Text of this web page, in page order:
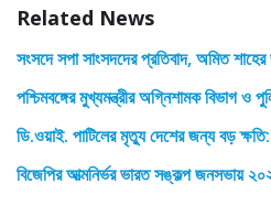
Related News
সংসদে সপা সাংসদদের প্রতিবাদ, অমিত শাহের
পশ্চিমবঙ্গের মুখ্যমন্ত্রীর অগ্নিশামক বিভাগ ও
ডি.ওয়াই. পাটিলের মৃত্যু দেশের জন্য বড়
বিজেপির আত্মনির্ভর ভারত সঙ্কল্প জনসভায়